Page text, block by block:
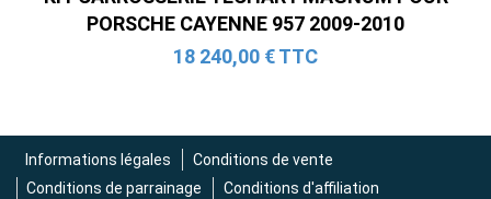
(2015-2023)
2 690,00 € TTC
PORSCHE CAYENNE 957 2009-2010
18 240,00 € TTC
Informations légales
Conditions de vente
Conditions de parrainage
Conditions d'affiliation